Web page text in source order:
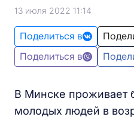
13 июля 2022 11:14
Поделиться в
Поделиться в
В Минске проживает
молодых людей в